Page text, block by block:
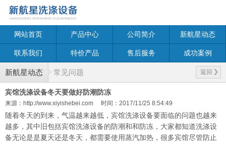
网站首页 产品中心 公司简介 新航星动态
联系我们 特价产品 售后服务 成功案例
新航星动态 返回
常见问题
宾馆洗涤设备冬天要做好防潮防冻
来源：http://www.xiyishebei.com 时间：2017/11/25 8:54:49
随着冬天的到来，气温越来越低，宾馆洗涤设备要面临的问题也越来
越多，其中旧包括宾馆洗涤设备的防潮和和防冻，大家都知道洗涤设
备无论是是夏天还是冬天，都需要使用蒸汽加热，很多宾馆尽管防止